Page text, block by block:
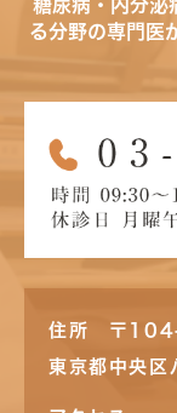
糖尿病・内分泌
る分野の専門医
住所 〒
東京都中央